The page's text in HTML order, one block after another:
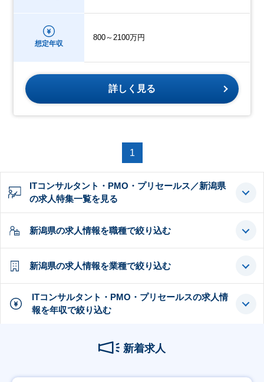
想定年収
800～2100万円
詳しく見る
1
ITコンサルタント・PMO・プリセールス／新潟県
の求人特集一覧を見る
新潟県の求人情報を職種で絞り込む
新潟県の求人情報を業種で絞り込む
ITコンサルタント・PMO・プリセールスの求人情
報を年収で絞り込む
新着求人